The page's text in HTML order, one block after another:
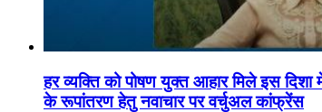
हर व्यक्ति को पोषण युक्त आहार मिले इस दिशा
के रूपांतरण हेतु नवाचार पर वर्चुअल कांफ्रेंस